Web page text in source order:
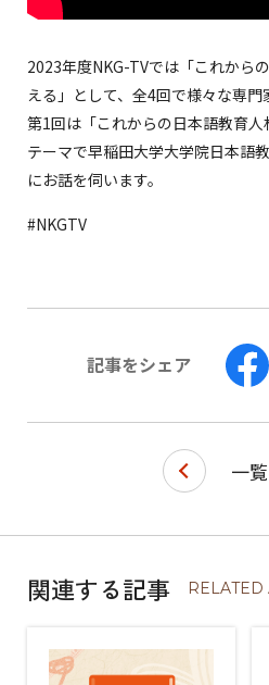
2023年度NKG-TVでは「これから
える」として、全4回で様々な専門
第1回は「これからの日本語教育
テーマで早稲田大学大学院日本語
にお話を伺います。
#NKGTV
記事をシェア
一
関連する記事 RELATED